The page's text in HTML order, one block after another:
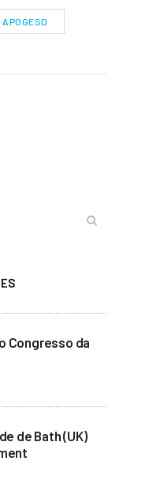
APOGESD
Congresso da
de Bath (UK)